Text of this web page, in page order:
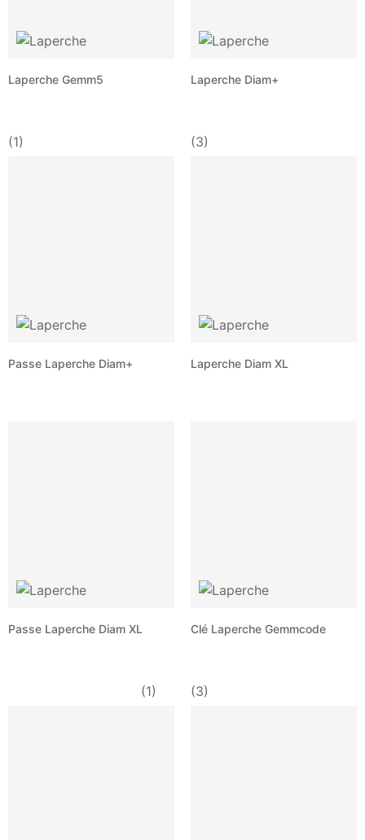
Laperche Gemm5
(1)
Laperche Diam+
(3)
Passe Laperche Diam+ Laperche Diam XL
Passe Laperche Diam XL
(1)
Clé Laperche Gemmcode
(3)